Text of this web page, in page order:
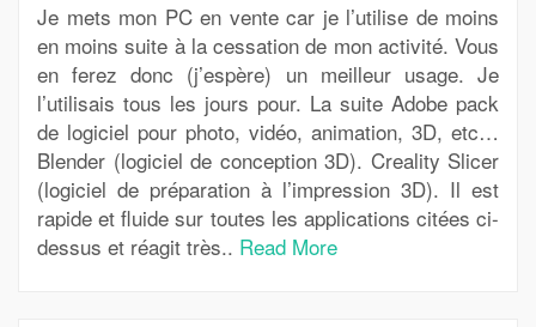
Je mets mon PC en vente car je l’utilise de moins
en moins suite à la cessation de mon activité. Vous
en ferez donc (j’espère) un meilleur usage. Je
l’utilisais tous les jours pour. La suite Adobe pack
de logiciel pour photo, vidéo, animation, 3D, etc…
Blender (logiciel de conception 3D). Creality Slicer
(logiciel de préparation à l’impression 3D). Il est
rapide et fluide sur toutes les applications citées ci-
dessus et réagit très.. Read More